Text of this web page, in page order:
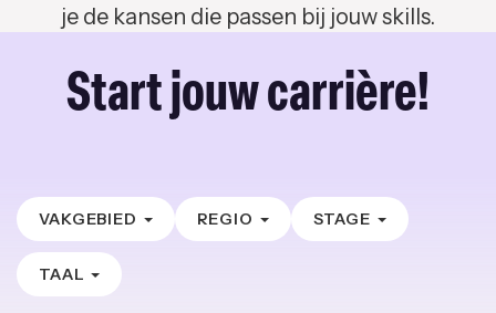
je de kansen die passen bij jouw skills.
Start jouw carrière!
VAKGEBIED REGIO STAGE
TAAL